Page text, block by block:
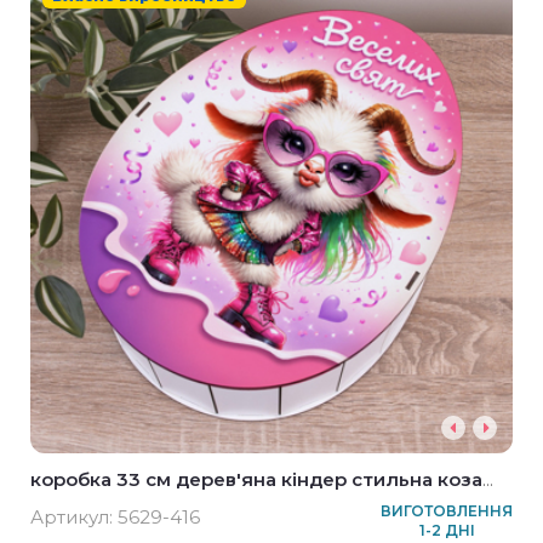
коробка 33 см дерев'яна кіндер стильна коза
для дівчинки
Артикул: 5629-416
ВИГОТОВЛЕННЯ
1-2 ДНІ